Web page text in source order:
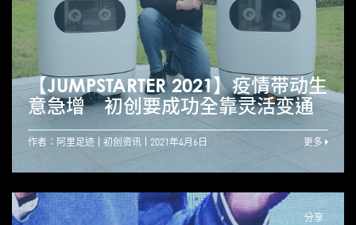
【JUMPSTARTER 2021】疫情带动生
意急增 初创要成功全靠灵活变通
作者：阿里足迹 初创资讯 2021年4月6日 更多
分享